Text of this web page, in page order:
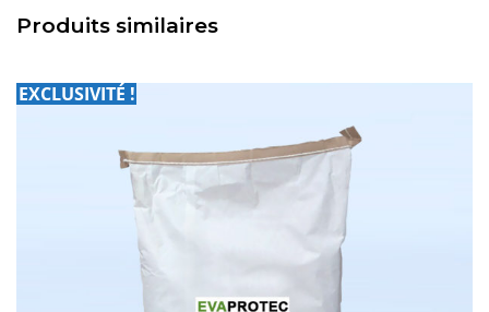
Produits similaires
EXCLUSIVITÉ !